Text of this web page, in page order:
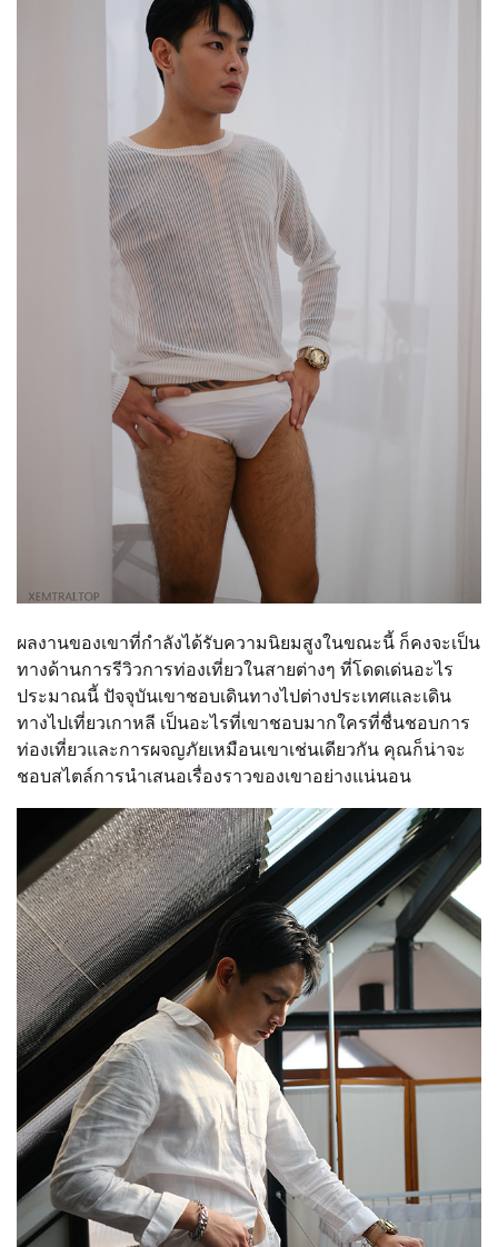
ผลงานของเขาที่กำลังได้รับความนิยมสูงในขณะนี้ ก็คงจะเป็น
ทางด้านการรีวิวการท่องเที่ยวในสายต่างๆ ที่โดดเด่นอะไร
ประมาณนี้ ปัจจุบันเขาชอบเดินทางไปต่างประเทศและเดิน
ทางไปเที่ยวเกาหลี เป็นอะไรที่เขาชอบมากใครที่ชื่นชอบการ
ท่องเที่ยวและการผจญภัยเหมือนเขาเช่นเดียวกัน คุณก็น่าจะ
ชอบสไตล์การนำเสนอเรื่องราวของเขาอย่างแน่นอน